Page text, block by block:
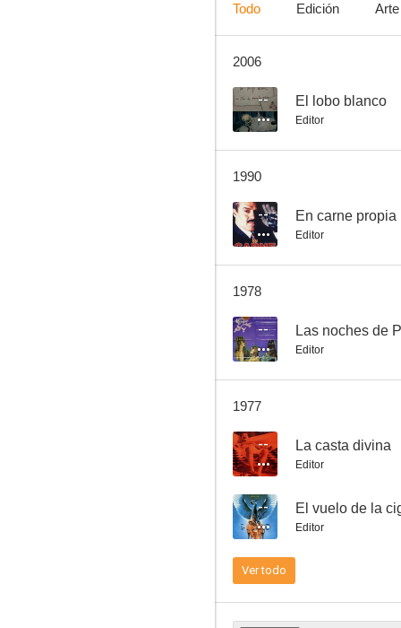
6.0
--
Todo Edición Arte
2006
-- El lobo blanco
Editor
1990
-- En carne propia
Editor
1978
-- Las noches de
Editor
1977
-- La casta divina
Editor
-- El vuelo de la
Editor
Ver todo